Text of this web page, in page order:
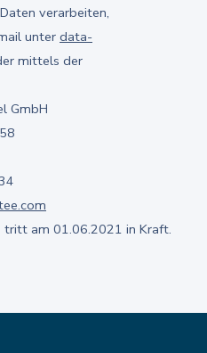
verarbeiten,
unter data-
mittels der
GmbH
tritt am 01.06.2021 in Kraft.